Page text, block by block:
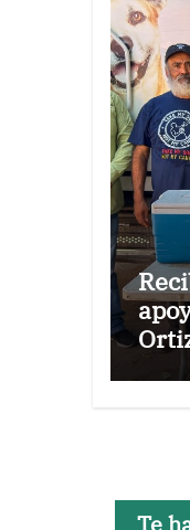
Te